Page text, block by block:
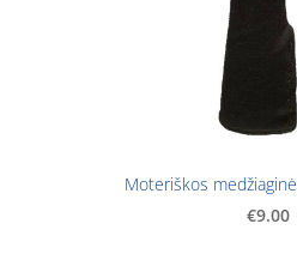
Moteriškos
€9.00